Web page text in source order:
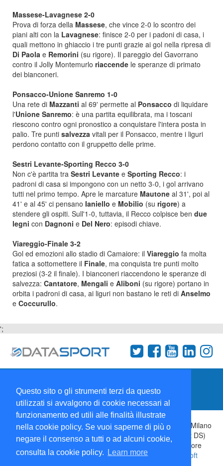
Questo sito o gli strumenti terzi da questo
utilizzati si avvalgono di cookie necessari al
funzionamento ed utili alle finalità illustrate
nella cookie policy. Se vuoi saperne di più o
negare il consenso a tutti o ad alcuni cookie,
consulta la cookie policy.
Learn more
Massese-Lavagnese 2-0
Prova di forza della Massese, che vince 2-0 lo scontro dei
piani alti con la Lavagnese: finisce 2-0 per i padoni di casa, i
quali mettono in ghiaccio i tre punti grazie ai gol nella ripresa di
Di Paola e Remorini (su rigore). Il pareggio del Gavorrano
contro il Jolly Montemurlo riaccende le speranze di primato
dei bianconeri.
Ponsacco-Unione Sanremo 1-0
Una rete di Mazzanti al 69' permette al Ponsacco di liquidare
l'Unione Sanremo: è una partita equilibrata, ma i toscani
riescono contro ogni pronostico a conquistare l'intera posta in
palio. Tre punti salvezza vitali per il Ponsacco, mentre i liguri
perdono contatto con il gruppetto delle prime.
Sestri Levante-Sporting Recco 3-0
Non c'è partita tra Sestri Levante e Sporting Recco: i
padroni di casa si impongono con un netto 3-0, i gol arrivano
tutti nel primo tempo. Apre le marcature Mautone al 31', poi al
41' e al 45' ci pensano Ianiello e Mobilio (su rigore) a
stendere gli ospiti. Sull'1-0, tuttavia, il Recco colpisce ben due
legni con Dagnoni e Del Nero: episodi chiave.
Viareggio-Finale 3-2
Gol ed emozioni allo stadio di Camaiore: il Viareggio fa molta
fatica a sottomettere il Finale, ma conquista tre punti molto
preziosi (3-2 il finale). I bianconeri riaccendono le speranze di
salvezza: Cantatore, Mengali e Aliboni (su rigore) portano in
orbita i padroni di casa, ai liguri non bastano le reti di Anselmo
e Coccurullo.
';
Collabora con noi
Copyright 1995-2026 © Wise Srl Via Palmanova 8 20132 Milano
Italia - P. IVA 09072090963 | ISSN: 2499-2925 (DataSport DS)
Informazioni e richieste di pubblicità:
| Direttore
Responsabile:Sergio Angelo Chiesa| Developed By:
P-Soft